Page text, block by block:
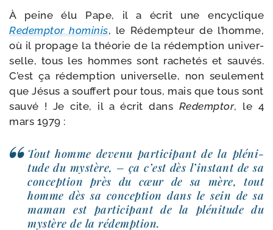
À peine élu Pape, il a écrit une ency­clique
Redemptor homi­nis, le Rédempteur de l’homme,
où il pro­page la théo­rie de la rédemp­tion uni­ver­
selle, tous les hommes sont rache­tés et sau­vés.
C’est ça rédemp­tion uni­ver­selle, non seule­ment
que Jésus a souf­fert pour tous, mais que tous sont
sau­vé ! Je cite, il a écrit dans Redemptor, le 4
mars 1979 :
Tout homme deve­nu par­ti­ci­pant de la plé­ni­
tude du mys­tère, – ça c’est dès l’instant de sa
concep­tion près du cœur de sa mère, tout
homme dès sa concep­tion dans le sein de sa
maman est par­ti­ci­pant de la plé­ni­tude du
mys­tère de la rédemption.